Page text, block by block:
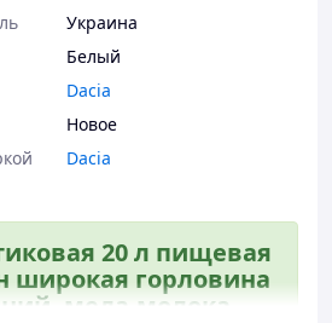
Украина
Белый
Dacia
Новое
Dacia
20 л пищевая
широкая горловина
меда,молока